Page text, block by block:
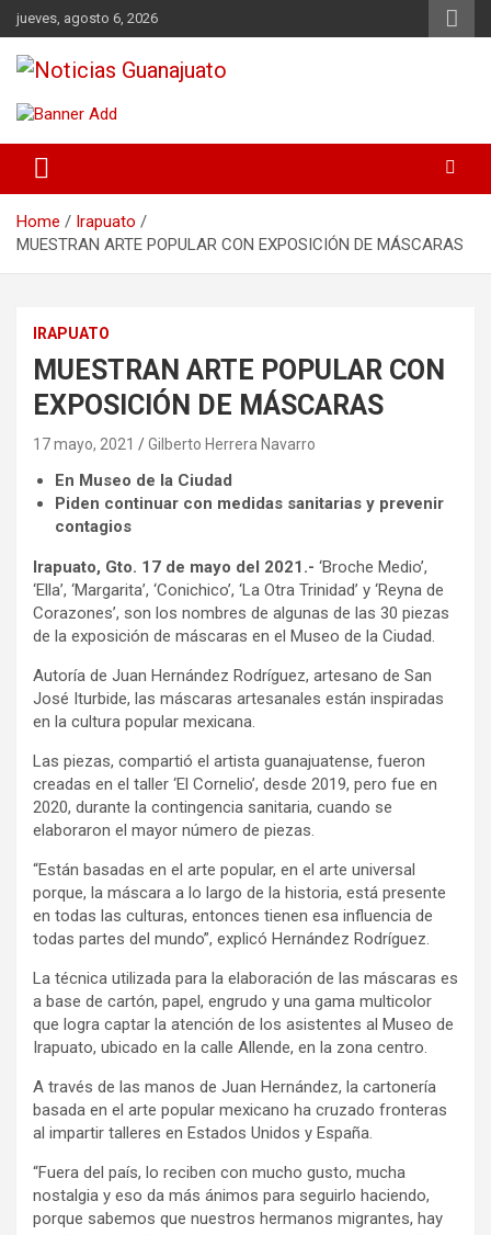
Skip
to
content
jueves, agosto 6, 2026
Noticias Guanajuato
Home
Irapuato
MUESTRAN ARTE POPULAR CON EXPOSICIÓN DE MÁSCARAS
IRAPUATO
MUESTRAN ARTE POPULAR CON
EXPOSICIÓN DE MÁSCARAS
17 mayo, 2021 Gilberto Herrera Navarro
En Museo de la Ciudad
Piden continuar con medidas sanitarias y prevenir
contagios
Irapuato, Gto. 17 de mayo del 2021.- ‘Broche Medio’,
‘Ella’, ‘Margarita’, ‘Conichico’, ‘La Otra Trinidad’ y ‘Reyna de
Corazones’, son los nombres de algunas de las 30 piezas
de la exposición de máscaras en el Museo de la Ciudad.
Autoría de Juan Hernández Rodríguez, artesano de San
José Iturbide, las máscaras artesanales están inspiradas
en la cultura popular mexicana.
Las piezas, compartió el artista guanajuatense, fueron
creadas en el taller ‘El Cornelio’, desde 2019, pero fue en
2020, durante la contingencia sanitaria, cuando se
elaboraron el mayor número de piezas.
“Están basadas en el arte popular, en el arte universal
porque, la máscara a lo largo de la historia, está presente
en todas las culturas, entonces tienen esa influencia de
todas partes del mundo”, explicó Hernández Rodríguez.
La técnica utilizada para la elaboración de las máscaras es
a base de cartón, papel, engrudo y una gama multicolor
que logra captar la atención de los asistentes al Museo de
Irapuato, ubicado en la calle Allende, en la zona centro.
A través de las manos de Juan Hernández, la cartonería
basada en el arte popular mexicano ha cruzado fronteras
al impartir talleres en Estados Unidos y España.
“Fuera del país, lo reciben con mucho gusto, mucha
nostalgia y eso da más ánimos para seguirlo haciendo,
porque sabemos que nuestros hermanos migrantes, hay